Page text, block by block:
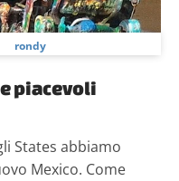
rondy
piacevoli
States abbiamo
Mexico. Come